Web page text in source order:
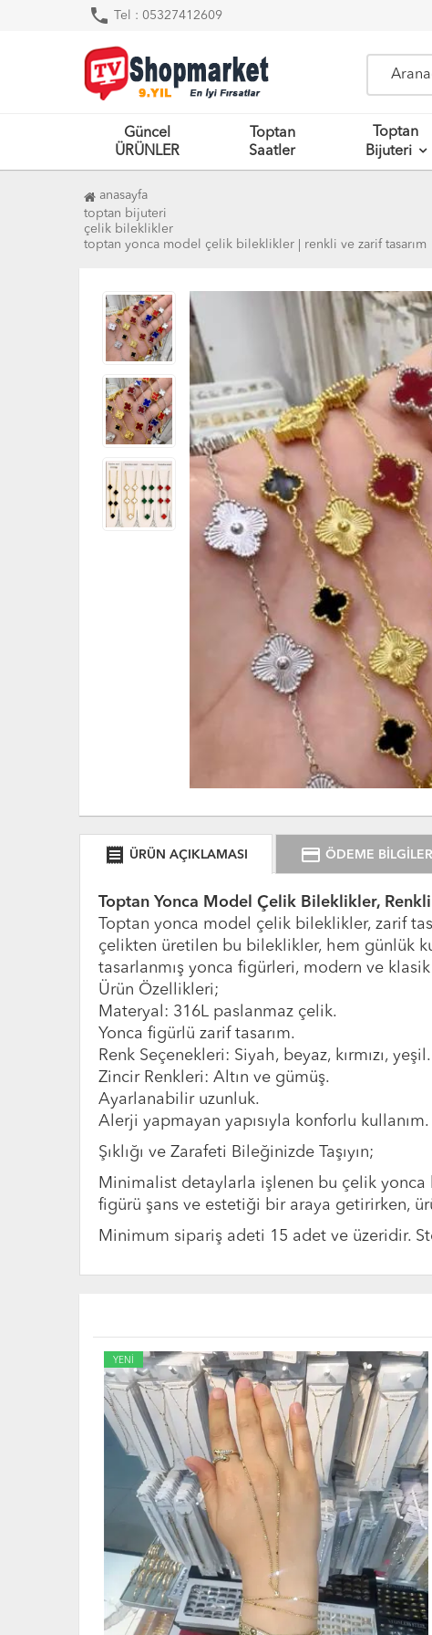
phone Tel : 05327412609
Güncel
ÜRÜNLER
Toptan
Saatler
Toptan
Bijuteri
anasayfa
toptan bijuteri
çelik bileklikler
toptan yonca model çelik bileklikler | renkli ve zarif tasarım
receipt ÜRÜN AÇIKLAMASI credit_card ÖDEME BİLGİLERİ
Toptan Yonca Model Çelik Bileklikler, Renkli
Toptan yonca model çelik bileklikler, zarif
çelikten üretilen bu bileklikler, hem günlük
tasarlanmış yonca figürleri, modern ve
Ürün Özellikleri;
Materyal: 316L paslanmaz çelik.
Yonca figürlü zarif tasarım.
Renk Seçenekleri: Siyah, beyaz, kırmızı, yeşil.
Zincir Renkleri: Altın ve gümüş.
Ayarlanabilir uzunluk.
Alerji yapmayan yapısıyla konforlu kullanım.
Şıklığı ve Zarafeti Bileğinizde Taşıyın;
Minimalist detaylarla işlenen bu çelik
figürü şans ve estetiği bir araya getirirken,
Minimum sipariş adeti 15 adet ve üzeridir.
YENİ